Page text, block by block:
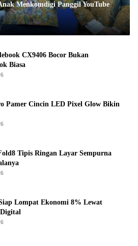
Menkomdigi Panggil YouTube
CX9406 Bocor Bukan
Biasa
Pamer Cincin LED Pixel Glow Bikin
Tipis Ringan Layar Sempurna
Lompat Ekonomi 8% Lewat